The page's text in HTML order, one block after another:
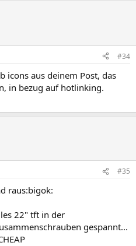
#34
icons aus deinem Post, das
in bezug auf hotlinking.
#35
raus:bigok:
22" tft in der
gespannt...